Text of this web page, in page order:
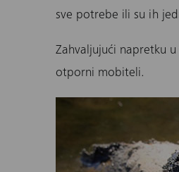
sve potrebe ili su ih
Zahvaljujući napretku
otporni mobiteli.